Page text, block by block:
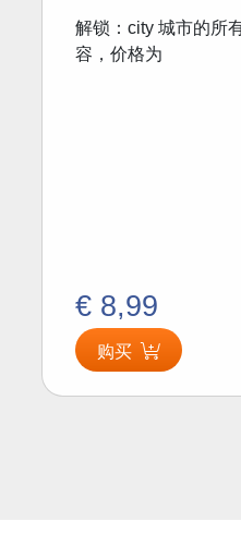
解锁：city 城市的所
容，价格为
€ 8,99
购买